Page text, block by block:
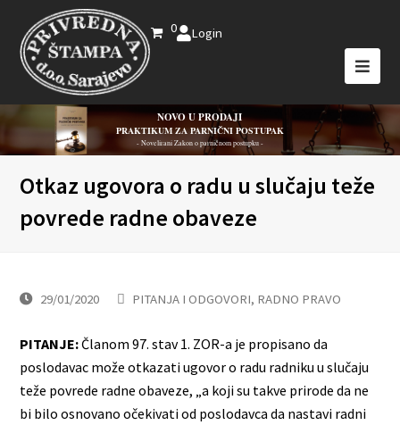
0 Login
NOVO U PRODAJI
PRAKTIKUM ZA PARNIČNI POSTUPAK
- Novelirani Zakon o parničnom postupku -
Otkaz ugovora o radu u slučaju teže
povrede radne obaveze
29/01/2020 PITANJA I ODGOVORI, RADNO PRAVO
PITANJE:Članom 97. stav 1. ZOR-a je propisano da
poslodavac može otkazati ugovor o radu radniku u slučaju
teže povrede radne obaveze, „a koji su takve prirode da ne
bi bilo osnovano očekivati od poslodavca da nastavi radni